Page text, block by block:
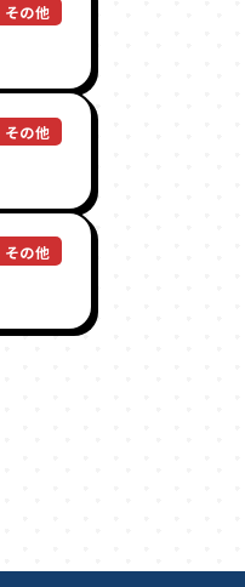
その他
その他
その他